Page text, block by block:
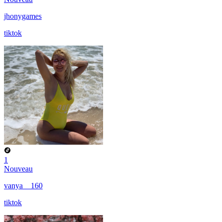
jhonygames
tiktok
1
Nouveau
vanya__160
tiktok